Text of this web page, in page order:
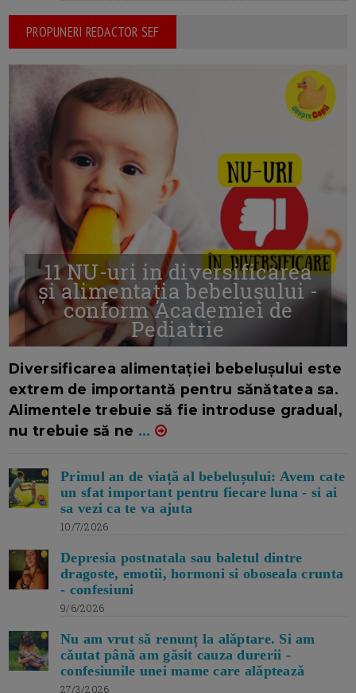
PROPUNERI REDACTOR SEF
11 NU-uri in diversificarea
și alimentația bebelușului -
conform Academiei de
Pediatrie
Diversificarea alimentației bebelușului este
extrem de importantă pentru sănătatea sa.
Alimentele trebuie să fie introduse gradual,
nu trebuie să ne ...
Primul an de viață al bebelușului: Avem cate
un sfat important pentru fiecare luna - si ai
sa vezi ca te va ajuta
10/7/2026
Depresia postnatala sau baletul dintre
dragoste, emotii, hormoni si oboseala crunta
- confesiuni
9/6/2026
Nu am vrut să renunț la alăptare. Si am
căutat până am găsit cauza durerii -
confesiunile unei mame care alăptează
27/3/2026